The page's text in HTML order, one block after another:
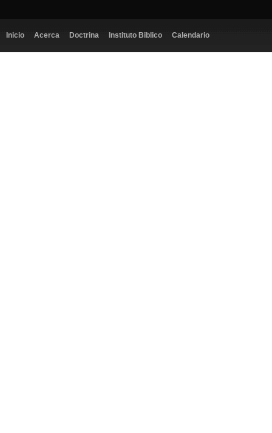
Inicio Acerca Doctrina Instituto Biblico Calendario